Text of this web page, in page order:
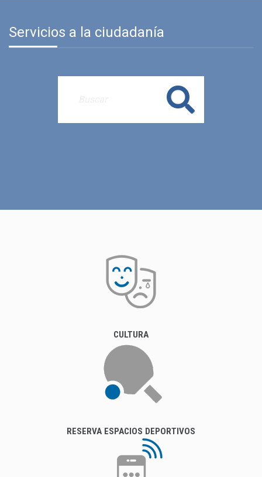
Servicios a la ciudadanía
Buscar
CULTURA
RESERVA ESPACIOS DEPORTIVOS